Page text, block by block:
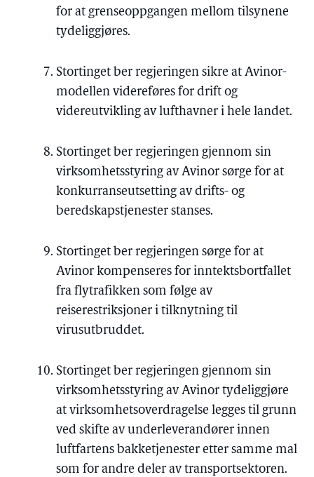
for at grenseoppgangen mellom tilsynene
tydeliggjøres.
Stortinget ber regjeringen sikre at Avinor-
modellen videreføres for drift og
videreutvikling av lufthavner i hele landet.
Stortinget ber regjeringen gjennom sin
virksomhetsstyring av Avinor sørge for at
konkurranseutsetting av drifts- og
beredskapstjenester stanses.
Stortinget ber regjeringen sørge for at
Avinor kompenseres for inntektsbortfallet
fra flytrafikken som følge av
reiserestriksjoner i tilknytning til
virusutbruddet.
Stortinget ber regjeringen gjennom sin
virksomhetsstyring av Avinor tydeliggjøre
at virksomhetsoverdragelse legges til grunn
ved skifte av underleverandører innen
luftfartens bakketjenester etter samme mal
som for andre deler av transportsektoren.